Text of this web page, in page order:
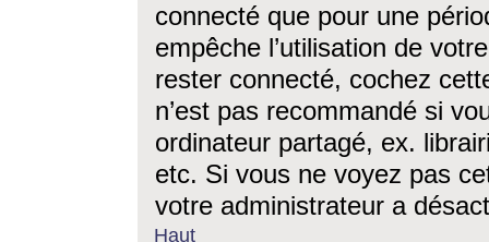
connecté que pour une
empêche l’utilisation de
rester connecté, cochez
n’est pas recommandé si
ordinateur partagé, ex.
etc. Si vous ne voyez pas
votre administrateur a
Haut